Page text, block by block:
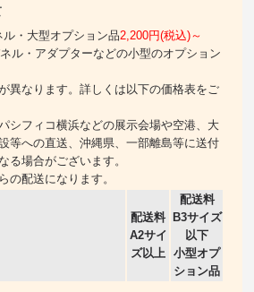
・大型オプション品2,200円(税込)～
ル・アダプターなどの小型のオプション
異なります。詳しくは以下の価格表をご
シフィコ横浜などの展示会場や空港、大
等への直送、沖縄県、一部離島等に送付
る場合がございます。
の配送になります。
配送料
A2サイ
ズ以上
配送料
B3サイズ
以下
小型オプ
ション品